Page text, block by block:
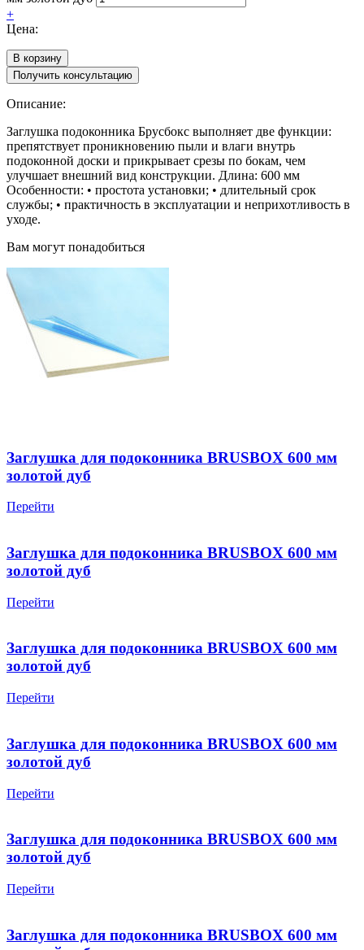
+
Цена:
В корзину
Получить консультацию
Описание:
Заглушка подоконника Брусбокс выполняет две функции:
препятствует проникновению пыли и влаги внутрь
подоконной доски и прикрывает срезы по бокам, чем
улучшает внешний вид конструкции. Длина: 600 мм
Особенности: • простота установки; • длительный срок
службы; • практичность в эксплуатации и неприхотливость в
уходе.
Вам могут понадобиться
Заглушка для подоконника BRUSBOX 600 мм
золотой дуб
Перейти
Заглушка для подоконника BRUSBOX 600 мм
золотой дуб
Перейти
Заглушка для подоконника BRUSBOX 600 мм
золотой дуб
Перейти
Заглушка для подоконника BRUSBOX 600 мм
золотой дуб
Перейти
Заглушка для подоконника BRUSBOX 600 мм
золотой дуб
Перейти
Заглушка для подоконника BRUSBOX 600 мм